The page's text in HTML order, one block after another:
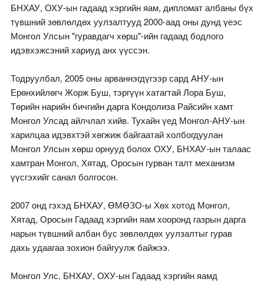
БНХАУ, ОХУ-ын гадаад хэргийн яам, дипломат албаны бүх
түвшний зөвлөлдөх уулзалтууд 2000-аад оны дунд үеэс
Монгол Улсын "гуравдагч хөрш"-ийн гадаад бодлого
идэвхэжсэний хариуд анх үүссэн.
Тодруулбал, 2005 оны арваннэгдүгээр сард АНУ-ын
Ерөнхийлөгч Жорж Буш, тэргүүн хатагтай Лора Буш,
Төрийн нарийн бичгийн дарга Кондолиза Райсийн хамт
Монгол Улсад айлчлал хийв. Тухайн үед Монгол-АНУ-ын
харилцаа идэвхтэй хөгжиж байгаатай холбогдуулан
Монгол Улсын хөрш орнууд болох ОХУ, БНХАУ-ын талаас
хамтран Монгол, Хятад, Оросын гурван талт механизм
үүсгэхийг санал болгосон.
2007 онд гэхэд БНХАУ, ӨМӨЗО-ы Хөх хотод Монгол,
Хятад, Оросын Гадаад хэргийн яам хооронд газрын дарга
нарын түвшний албан бус зөвлөлдөх уулзалтыг гурав
дахь удаагаа зохион байгуулж байжээ.
Монгол Улс, БНХАУ, ОХУ-ын Гадаад хэргийн яамд